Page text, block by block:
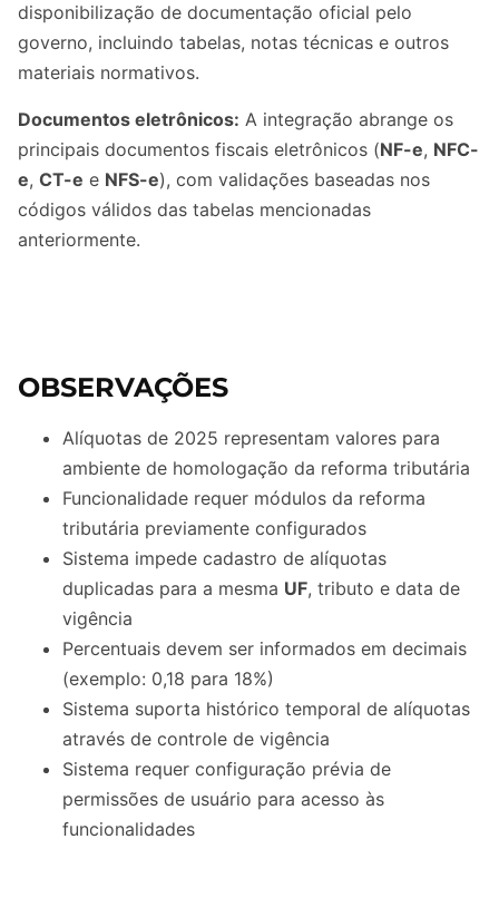
disponibilização de documentação oficial pelo
governo, incluindo tabelas, notas técnicas e outros
materiais normativos.
Documentos eletrônicos: A integração abrange os
principais documentos fiscais eletrônicos (NF-e, NFC-
e, CT-e e NFS-e), com validações baseadas nos
códigos válidos das tabelas mencionadas
anteriormente.
OBSERVAÇÕES
Alíquotas de 2025 representam valores para
ambiente de homologação da reforma tributária
Funcionalidade requer módulos da reforma
tributária previamente configurados
Sistema impede cadastro de alíquotas
duplicadas para a mesma UF, tributo e data de
vigência
Percentuais devem ser informados em decimais
(exemplo: 0,18 para 18%)
Sistema suporta histórico temporal de alíquotas
através de controle de vigência
Sistema requer configuração prévia de
permissões de usuário para acesso às
funcionalidades